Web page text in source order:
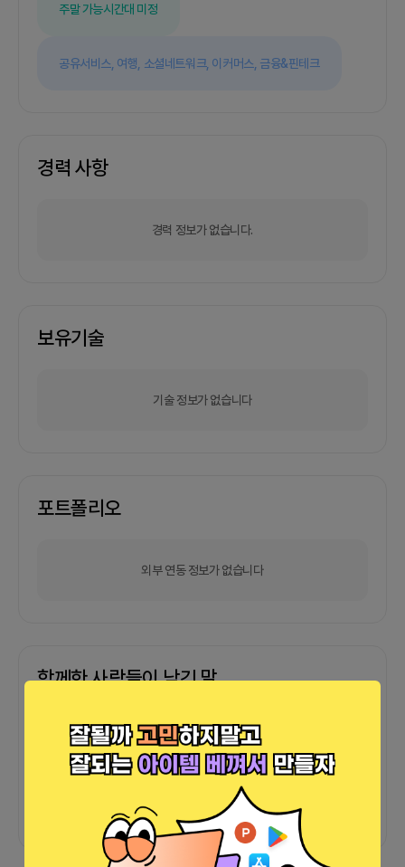
주말 가능시간대 미정
공유서비스, 여행, 소셜네트워크, 이커머스, 금융&핀테크
경력 사항
경력 정보가 없습니다.
보유기술
기술 정보가 없습니다
포트폴리오
외부 연동 정보가 없습니다
함께한 사람들이 남긴 말
커피챗 0 프로젝트 0 프로챗
아직 후기가 도착하지 않았습니다